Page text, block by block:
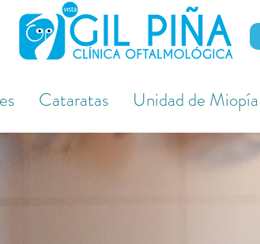
Cataratas Unidad de Miopía